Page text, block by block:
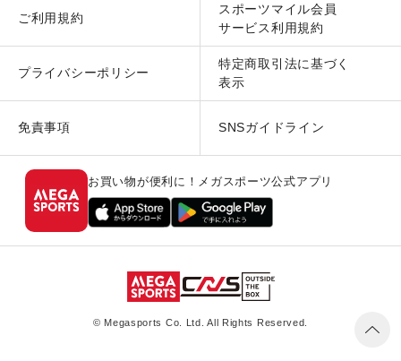
ご利用規約
スポーツマイル会員
サービス利用規約
プライバシーポリシー
特定商取引法に基づく
表示
免責事項 SNSガイドライン
お買い物が便利に！メガスポーツ公式アプリ
© Megasports Co. Ltd. All Rights Reserved.